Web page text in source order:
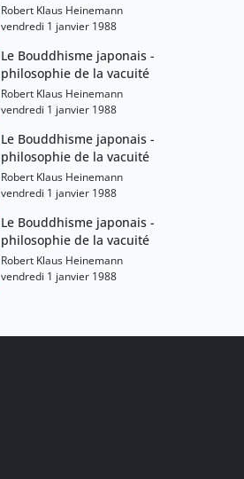
Robert Klaus Heinemann
vendredi 1 janvier 1988
Le Bouddhisme japonais -
philosophie de la vacuité
Robert Klaus Heinemann
vendredi 1 janvier 1988
Le Bouddhisme japonais -
philosophie de la vacuité
Robert Klaus Heinemann
vendredi 1 janvier 1988
Le Bouddhisme japonais -
philosophie de la vacuité
Robert Klaus Heinemann
vendredi 1 janvier 1988